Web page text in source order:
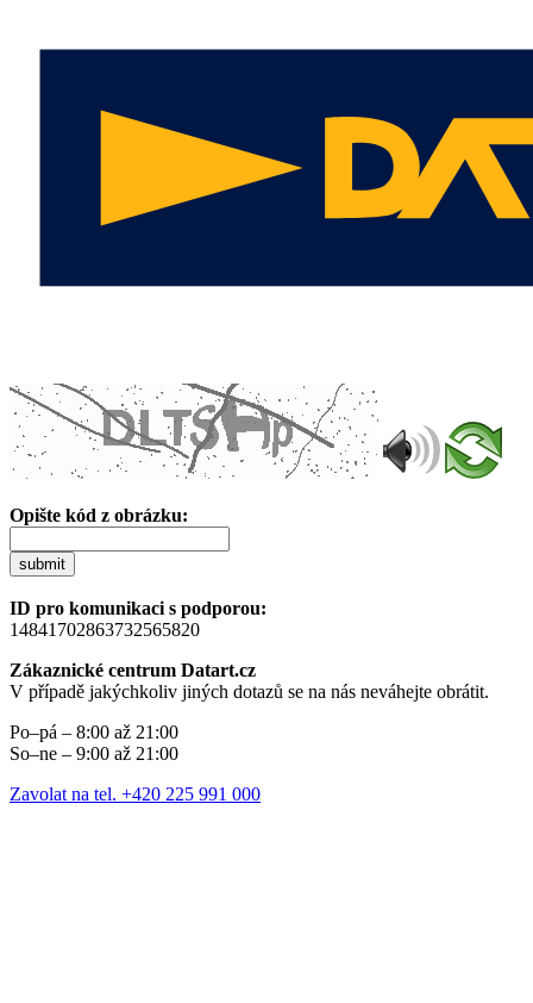
Opište kód z obrázku:
submit
ID pro komunikaci s podporou:
14841702863732565820
Zákaznické centrum Datart.cz
V případě jakýchkoliv jiných dotazů se na nás neváhejte obrátit.
Po–pá – 8:00 až 21:00
So–ne – 9:00 až 21:00
Zavolat na tel. +420 225 991 000